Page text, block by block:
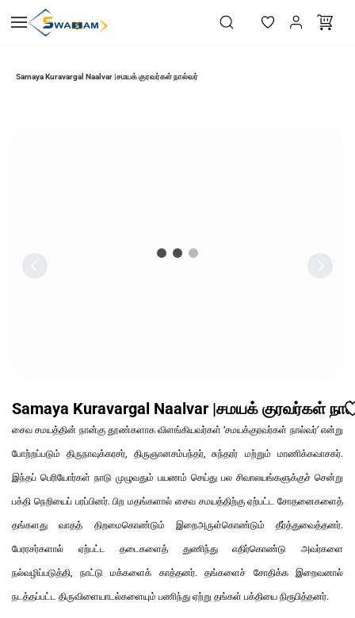
main
Samaya Kuravargal Naalvar |சமயக் குரவர்கள் நால்வர்
Samaya Kuravargal Naalvar |சமயக் குரவர்கள்
சைவ சமயத்தின் நான்கு தூண்களாக விளங்கியவர்கள் ‘சமயக்குரவர்கள் நால்வர்’ என்று
போற்றப்படும் திருநாவுக்கரசர், திருஞானசம்பந்தர், சுந்தரர் மற்றும் மாணிக்கவாசகர்.
இந்தப் பெரியோர்கள் நாடு முழுவதும் பயணம் செய்து பல சிவாலயங்களுக்குச் சென்று
பக்தி நெறியைப் பரப்பினர். பிற மதங்களால் சைவ சமயத்திற்கு ஏற்பட்ட சோதனைகளைத்
தங்களது வாதத் திறமைகொண்டும் இறைஅருள்கொண்டும் தீர்த்துவைத்தனர்.
பேரரசர்களால் ஏற்பட்ட தடைகளைத் துணிந்து எதிர்கொண்டு அவர்களை
நல்வழிப்படுத்தி, நாட்டு மக்களைக் காத்தனர். தங்களைச் சோதிக்க இறைவனால்
நடத்தப்பட்ட திருவிளையாடல்களையும் பணிந்து ஏற்று தங்கள் பக்தியை நிரூபித்தனர்.